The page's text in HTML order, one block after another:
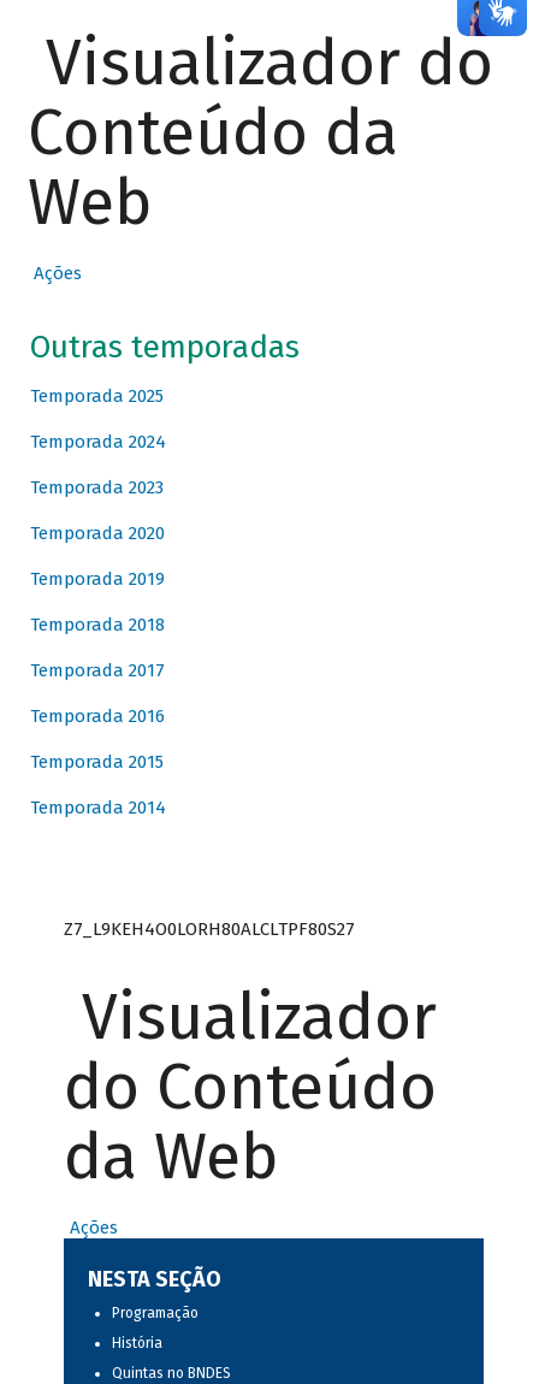
Visualizador do
Conteúdo da
Web
Ações
Outras temporadas
Temporada 2025
Temporada 2024
Temporada 2023
Temporada 2020
Temporada 2019
Temporada 2018
Temporada 2017
Temporada 2016
Temporada 2015
Temporada 2014
Z7_L9KEH4O0LORH80ALCLTPF80S27
Visualizador
do Conteúdo
da Web
Ações
NESTA SEÇÃO
Programação
História
Quintas no BNDES